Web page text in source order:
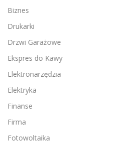
Biznes
Drukarki
Drzwi Garażowe
Ekspres do Kawy
Elektronarzędzia
Elektryka
Finanse
Firma
Fotowoltaika